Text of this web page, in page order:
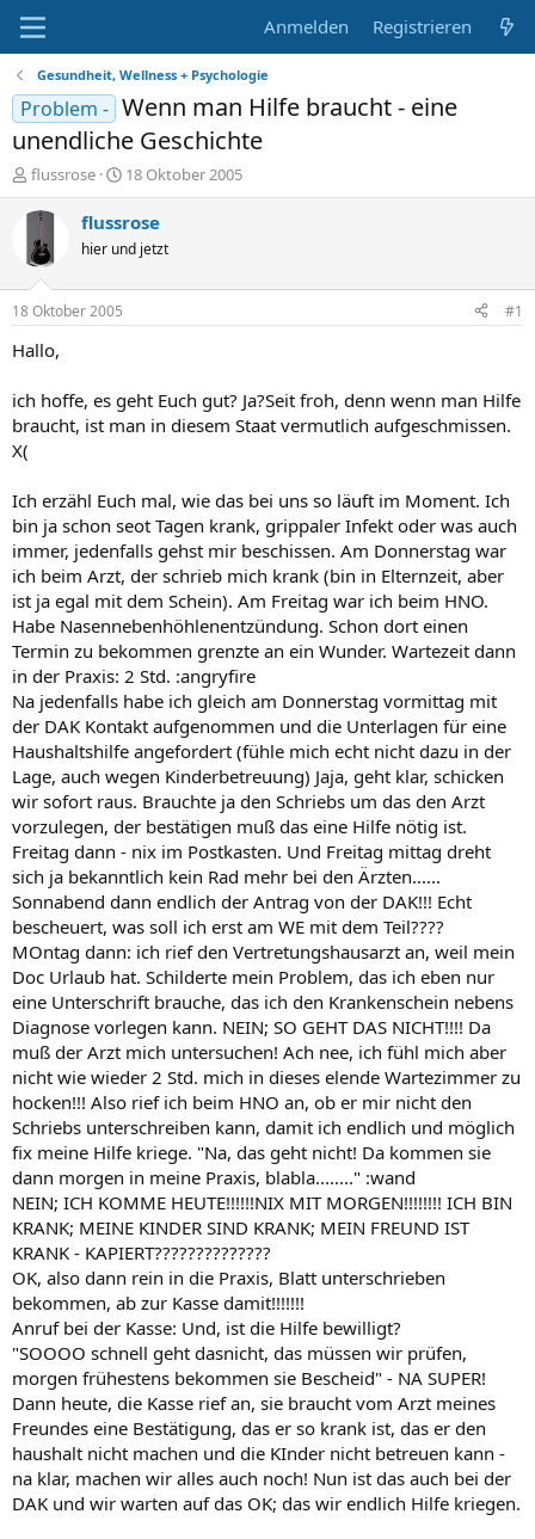
Anmelden Registrieren
Gesundheit, Wellness + Psychologie
Problem - Wenn man Hilfe braucht - eine
unendliche Geschichte
E
r
s
t
e
e
r
flussrose
E
r
s
e
t
18 Oktober 2005
flussrose
hier und jetzt
18 Oktober 2005 #1
Hallo,
ich hoffe, es geht Euch gut? Ja?Seit froh, denn wenn man Hilfe
braucht, ist man in diesem Staat vermutlich aufgeschmissen.
X(
Ich erzähl Euch mal, wie das bei uns so läuft im Moment. Ich
bin ja schon seot Tagen krank, grippaler Infekt oder was auch
immer, jedenfalls gehst mir beschissen. Am Donnerstag war
ich beim Arzt, der schrieb mich krank (bin in Elternzeit, aber
ist ja egal mit dem Schein). Am Freitag war ich beim HNO.
Habe Nasennebenhöhlenentzündung. Schon dort einen
Termin zu bekommen grenzte an ein Wunder. Wartezeit dann
in der Praxis: 2 Std. :angryfire
Na jedenfalls habe ich gleich am Donnerstag vormittag mit
der DAK Kontakt aufgenommen und die Unterlagen für eine
Haushaltshilfe angefordert (fühle mich echt nicht dazu in der
Lage, auch wegen Kinderbetreuung) Jaja, geht klar, schicken
wir sofort raus. Brauchte ja den Schriebs um das den Arzt
vorzulegen, der bestätigen muß das eine Hilfe nötig ist.
Freitag dann - nix im Postkasten. Und Freitag mittag dreht
sich ja bekanntlich kein Rad mehr bei den Ärzten......
Sonnabend dann endlich der Antrag von der DAK!!! Echt
bescheuert, was soll ich erst am WE mit dem Teil????
MOntag dann: ich rief den Vertretungshausarzt an, weil mein
Doc Urlaub hat. Schilderte mein Problem, das ich eben nur
eine Unterschrift brauche, das ich den Krankenschein nebens
Diagnose vorlegen kann. NEIN; SO GEHT DAS NICHT!!!! Da
muß der Arzt mich untersuchen! Ach nee, ich fühl mich aber
nicht wie wieder 2 Std. mich in dieses elende Wartezimmer zu
hocken!!! Also rief ich beim HNO an, ob er mir nicht den
Schriebs unterschreiben kann, damit ich endlich und möglich
fix meine Hilfe kriege. "Na, das geht nicht! Da kommen sie
dann morgen in meine Praxis, blabla........" :wand
NEIN; ICH KOMME HEUTE!!!!!!NIX MIT MORGEN!!!!!!!! ICH BIN
KRANK; MEINE KINDER SIND KRANK; MEIN FREUND IST
KRANK - KAPIERT??????????????
OK, also dann rein in die Praxis, Blatt unterschrieben
bekommen, ab zur Kasse damit!!!!!!!
Anruf bei der Kasse: Und, ist die Hilfe bewilligt?
"SOOOO schnell geht dasnicht, das müssen wir prüfen,
morgen frühestens bekommen sie Bescheid" - NA SUPER!
Dann heute, die Kasse rief an, sie braucht vom Arzt meines
Freundes eine Bestätigung, das er so krank ist, das er den
haushalt nicht machen und die KInder nicht betreuen kann -
na klar, machen wir alles auch noch! Nun ist das auch bei der
DAK und wir warten auf das OK; das wir endlich Hilfe kriegen.